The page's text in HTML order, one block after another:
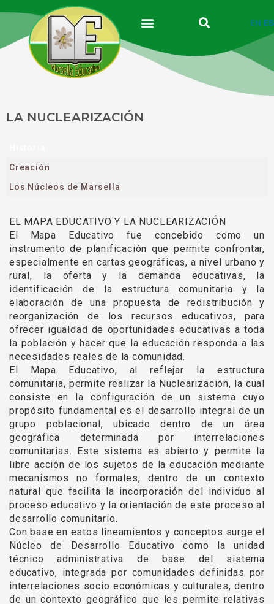
contenido
EN ES
LA NUCLEARIZACIÓN
Creación
Los Núcleos de Marsella
EL MAPA EDUCATIVO Y LA NUCLEARIZACIÓN
El Mapa Educativo fue concebido como un
instrumento de planificación que permite confrontar,
especialmente en cartas geográficas, a nivel urbano y
rural, la oferta y la demanda educativas, la
identificación de la estructura comunitaria y la
elaboración de una propuesta de redistribución y
reorganización de los recursos educativos, para
ofrecer igualdad de oportunidades educativas a toda
la población y hacer que la educación responda a las
necesidades reales de la comunidad.
El Mapa Educativo, al reflejar la estructura
comunitaria, permite realizar la Nuclearización, la cual
consiste en la configuración de un sistema cuyo
propósito fundamental es el desarrollo integral de un
grupo poblacional, ubicado dentro de un área
geográfica determinada por interrelaciones
comunitarias. Este sistema es abierto y permite la
libre acción de los sujetos de la educación mediante
mecanismos no formales, dentro de un contexto
natural que facilita la incorporación del individuo al
proceso educativo y la orientación de este proceso al
desarrollo comunitario.
Con base en estos lineamientos y conceptos surge el
Núcleo de Desarrollo Educativo como la unidad
técnico administrativa de base del sistema
educativo, integrada por comunidades definidas por
interrelaciones socio económicas y culturales, dentro
de un contexto geográfico que les permite relativas